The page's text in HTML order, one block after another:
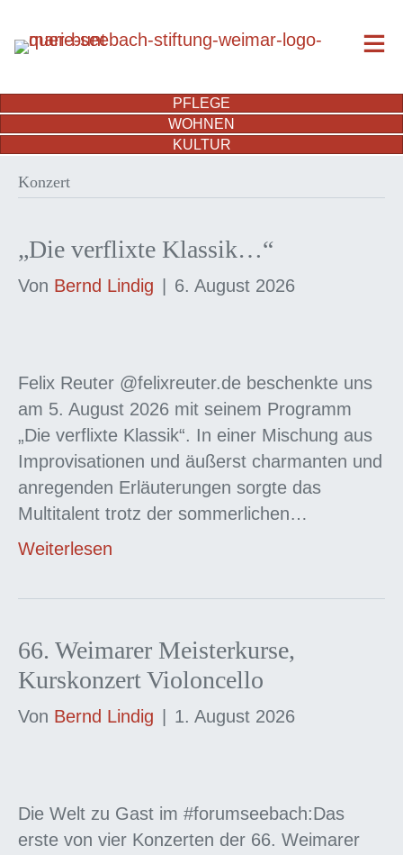
PFLEGE
WOHNEN
KULTUR
Konzert
„Die verflixte Klassik…“
Von Bernd Lindig 6. August 2026
Felix Reuter @felixreuter.de beschenkte uns
am 5. August 2026 mit seinem Programm
„Die verflixte Klassik“. In einer Mischung aus
Improvisationen und äußerst charmanten und
anregenden Erläuterungen sorgte das
Multitalent trotz der sommerlichen…
Weiterlesen
66. Weimarer Meisterkurse,
Kurskonzert Violoncello
Von Bernd Lindig 1. August 2026
Die Welt zu Gast im #forumseebach:Das
erste von vier Konzerten der 66. Weimarer